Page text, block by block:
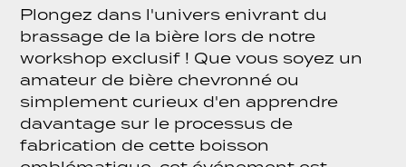
Plongez dans l'univers enivrant du
brassage de la bière lors de notre
workshop exclusif ! Que vous soyez un
amateur de bière chevronné ou
simplement curieux d'en apprendre
davantage sur le processus de
fabrication de cette boisson